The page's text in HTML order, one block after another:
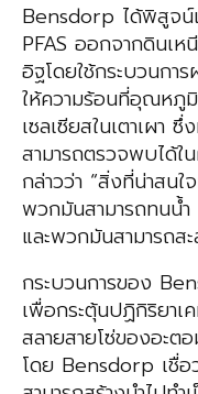
Bensdorp ได้พิสูจน์
PFAS ออกจากดินเห
อิฐโดยใช้กระบวนกา
ให้ความร้อนที่อุณหภู
เซลเซียสในเตาเผา
สามารถตรวจพบได้
กล่าวว่า “สิ่งที่น่าสน
พวกมันสามารถทนน้ำ
และพวกมันสามารถส
กระบวนการของ
เพื่อกระตุ้นปฏิกิริยา
สลายสายโซ่ของอะต
โดย Bensdorp เชื่อ